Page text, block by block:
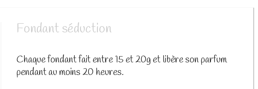
Fondant séduction
Chaque fondant fait entre 15 et 20g et libère son parfum
pendant au moins 20 heures.